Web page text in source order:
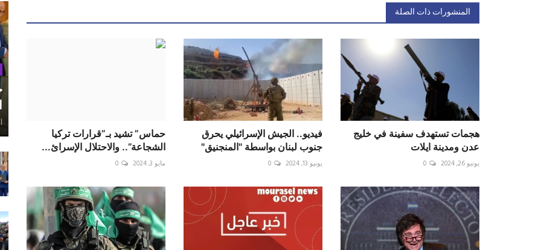
المنشورات ذات الصلة
هجمات تستهدف سفينة في خليج
عدن ومدينة ايلات
يونيو 26, 2024 0
فيديو.. الجيش الإسرائيلي يحرق
جنوب لبنان بواسطة "المنجنيق"
يونيو 13, 2024 0
حماس” تشيد بـ”قرارات تركيا
الشجاعة”.. والاحتلال الإسرائ...
مايو 3, 2024 0